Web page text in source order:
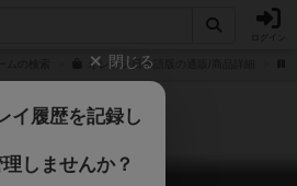
オレゴン日本語版の通販/商品詳細
閉じる
イ履歴を記録し
しませんか？